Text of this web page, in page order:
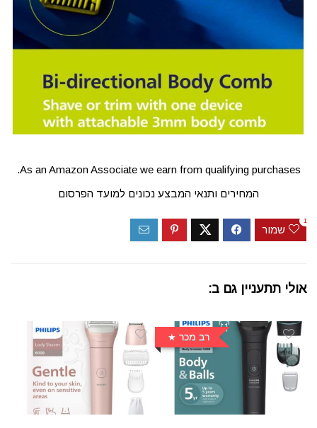
As an Amazon Associate we earn from qualifying purchases.
המחירים ותנאי המבצע נכונים למועד הפרסום
שמור
1
אולי תתעניין גם ב:
רב מכר